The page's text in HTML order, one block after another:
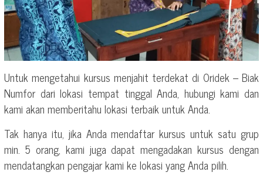
Untuk mengetahui kursus menjahit terdekat di Oridek – Biak
Numfor dari lokasi tempat tinggal Anda, hubungi kami dan
kami akan memberitahu lokasi terbaik untuk Anda.
Tak hanya itu, jika Anda mendaftar kursus untuk satu grup
min. 5 orang, kami juga dapat mengadakan kursus dengan
mendatangkan pengajar kami ke lokasi yang Anda pilih.